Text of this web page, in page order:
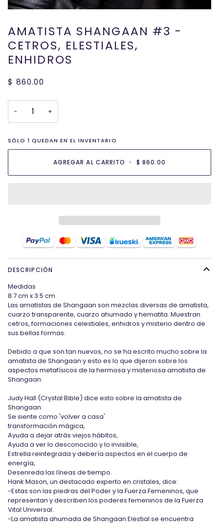
AMATISTA SHANGAAN #3 -
CETROS, ELESTIALES,
ENHIDROS
$ 860.00
− +
SÓLO1 QUEDAN EN EL INVENTARIO
AGREGAR AL CARRITO • $ 860.00
DESCRIPCIÓN
Medidas
8.7 cm x 3.5 cm
Las amatistas de Shangaan son mezclas diversas de amatista,
cuarzo transparente, cuarzo ahumado y hematita. Muestran
cetros, formaciones celestiales, enhidros y misterio dentro de
sus bellas formas.
Debido a que son tan nuevos, no se ha escrito mucho sobre la
amatista de Shangaan y esto es lo que dijeron sobre los
aspectos metafísicos de la hermosa y misteriosa amatista de
Shangaan:
Judy Hall (Crystal Bible) dice esto sobre la amatista de
Shangaan:
Se siente como 'volver a casa'
transformación mágica,
Ayuda a dejar atrás viejos hábitos,
Ayuda a ver lo desconocido y lo invisible,
Estrella reintegrada y debería aspectos en el cuerpo de
energía,
Desenreda las líneas de tiempo.
Hank Mason, un destacado experto en cristales, dice:
-Estas son las piedras del Poder y la Fuerza Femeninos, que
representan y describen los poderes femeninos de la Fuerza
Vital Universal.
-La amatista ahumada de Shangaan Elestial se encuentra